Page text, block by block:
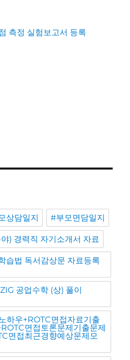
측정 실험보고서 등록
상담일지 #부모면담일지
) 경력직 자기소개서 자료
습법 독서감상문 자료등록
공업수학 (상) 풀이
하우+ROTC면접자료기출
면접토론문제기출문제
면접최근경향예상문제모